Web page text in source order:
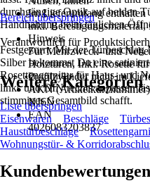
Im Lieferumfang enthalten
inkl. Befestigungsmaterial,
Hinweis
Für Mehrzweck- und
Holztüren, Inkl. Rosette
Profilzylinder nicht im
AKN (Artikelkurznummer)
NJ6N
EAN
4026083203837
durchgängige Optik auf beiden
Handhabung beim täglichen
Festgezurrt: Mit der
Silber bekommst Du eine
Rosettengarnitur für Haus- und
links und DIN rechts anpassen
stimmiges Gesamtbild schafft.
Bereich überspringen
Verantwortlich für
Weitere Kategorien
Liste überspringen
Eisenwaren
Beschläge
Haustürbeschläge
Wohnungstür- &
Kundenbewertungen